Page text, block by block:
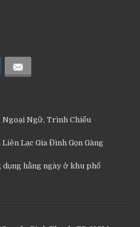
Ngoại Ngữ, Trình Chiếu
Lạc Gia Đình Gọn Gàng
hằng ngày ở khu phố